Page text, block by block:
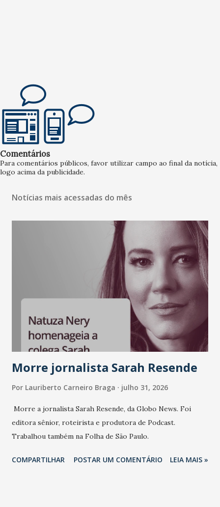
Comentários
Para comentários públicos, favor utilizar campo ao final da notícia,
logo acima da publicidade.
Notícias mais acessadas do mês
Morre jornalista Sarah Resende
Por Lauriberto Carneiro Braga julho 31, 2026
Morre a jornalista Sarah Resende, da Globo News. Foi
editora sênior, roteirista e produtora de Podcast.
Trabalhou também na Folha de São Paulo.
COMPARTILHAR POSTAR UM COMENTÁRIO LEIA MAIS »